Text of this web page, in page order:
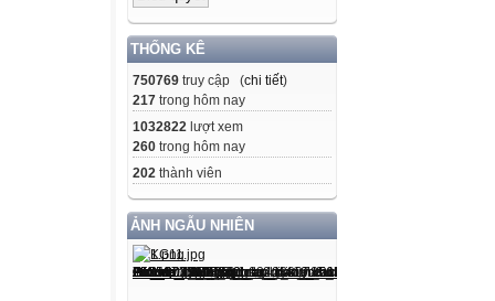
THỐNG KÊ
750769 truy cập (chi tiết)
217 trong hôm nay
1032822 lượt xem
260 trong hôm nay
202 thành viên
ẢNH NGẪU NHIÊN